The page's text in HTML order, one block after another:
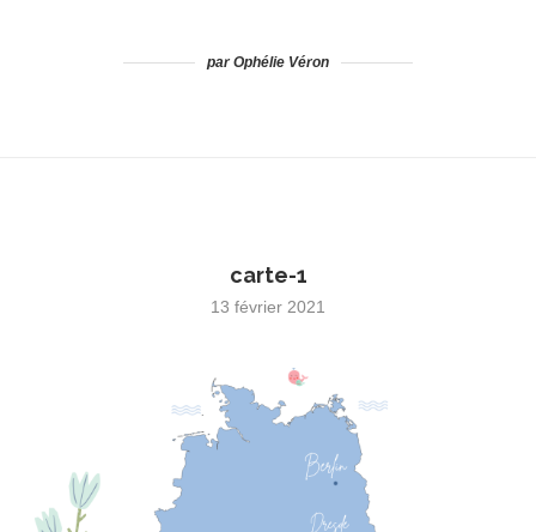
par Ophélie Véron
carte-1
13 février 2021